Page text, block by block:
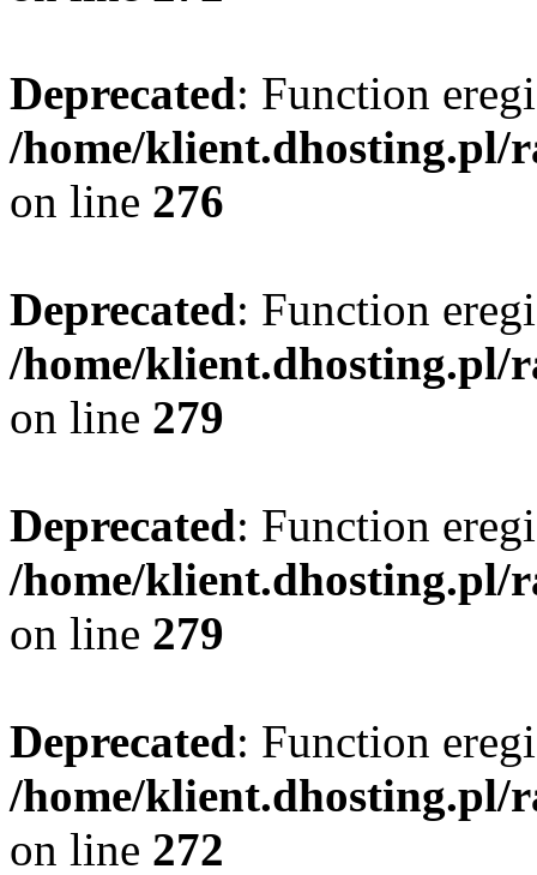
Deprecated: Function
/home/klient.dhosting.pl/
on line 276
Deprecated: Function
/home/klient.dhosting.pl/
on line 279
Deprecated: Function
/home/klient.dhosting.pl/
on line 279
Deprecated: Function
/home/klient.dhosting.pl/
on line 272